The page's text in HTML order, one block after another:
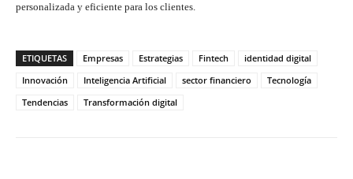
personalizada y eficiente para los clientes.
ETIQUETAS Empresas Estrategias Fintech
identidad digital
Innovación
Inteligencia Artificial sector financiero
Tecnología
Tendencias
Transformación digital